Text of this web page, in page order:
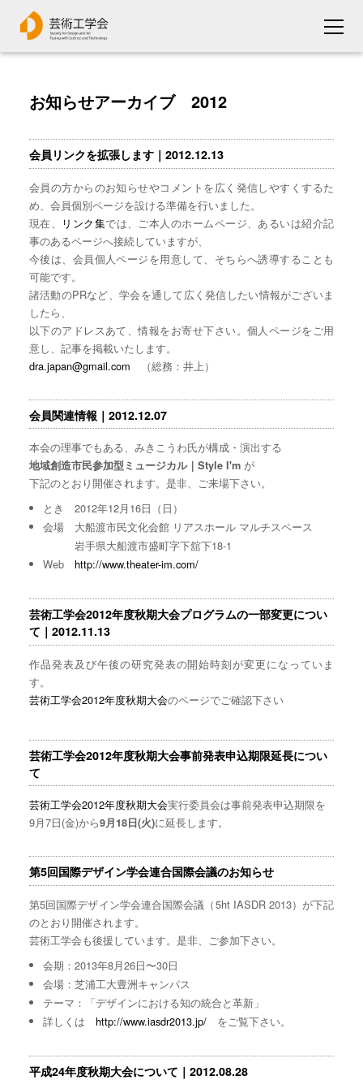
お知らせアーカイブ 2012
会員リンクを拡張します｜2012.12.13
会員の方からのお知らせやコメントを広く発信しやすくするた
め、会員個別ページを設ける準備を行いました。
現在、
リンク集では、ご本人のホームページ、あるいは紹介記
事のあるページへ接続していますが、
今後は、会員個人ページを用意して、そちらへ誘導することも
可能です。
諸活動のPRなど、学会を通して広く発信したい情報がございま
したら、
以下のアドレスあて、情報をお寄せ下さい。個人ページをご用
意し、記事を掲載いたします。
dra.japan@gmail.com （総務：井上）
会員関連情報｜2012.12.07
本会の理事でもある、みきこうわ氏が構成・演出する
地域創造市民参加型ミュージカル｜Style I'mが
下記のとおり開催されます。是非、ご来場下さい。
とき 2012年12月16日（日）
会場 大船渡市民文化会館 リアスホール マルチスペース
岩手県大船渡市盛町字下舘下18-1
Webhttp://www.theater-im.com/
芸術工学会2012年度秋期大会プログラムの一部変更につい
て｜2012.11.13
作品発表及び午後の研究発表の開始時刻が変更になっていま
す。
芸術工学会2012年度秋期大会のページでご確認下さい
芸術工学会2012年度秋期大会事前発表申込期限延長につい
て
芸術工学会2012年度秋期大会実行委員会は事前発表申込期限を
9月7日(金)から9月18日(火)に延長します。
第5回国際デザイン学会連合国際会議のお知らせ
第5回国際デザイン学会連合国際会議（5ht IASDR 2013）が下記
のとおり開催されます。
芸術工学会も後援しています。是非、ご参加下さい。
会期：2013年8月26日〜30日
会場：芝浦工大豊洲キャンパス
テーマ：「デザインにおける知の統合と革新」
詳しくはhttp://www.iasdr2013.jp/ をご覧下さい。
平成24年度秋期大会について｜2012.08.28